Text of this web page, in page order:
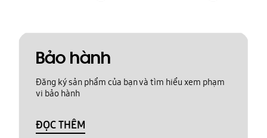
Bảo hành
Đăng ký sản phẩm của bạn và tìm hiểu xem phạm
vi bảo hành
ĐỌC THÊM